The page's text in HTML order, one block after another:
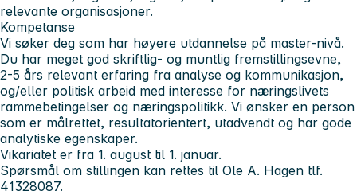
relevante organisasjoner.
Kompetanse
Vi søker deg som har høyere utdannelse på master-nivå.
Du har meget god skriftlig- og muntlig fremstillingsevne,
2-5 års relevant erfaring fra analyse og kommunikasjon,
og/eller politisk arbeid med interesse for næringslivets
rammebetingelser og næringspolitikk. Vi ønsker en person
som er målrettet, resultatorientert, utadvendt og har gode
analytiske egenskaper.
Vikariatet er fra 1. august til 1. januar.
Spørsmål om stillingen kan rettes til Ole A. Hagen tlf.
41328087.